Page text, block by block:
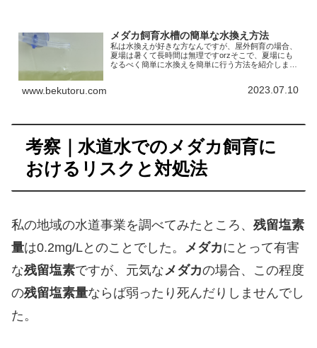
メダカ飼育水槽の簡単な水換え方法
私は水換えが好きな方なんですが、屋外飼育の場合、
夏場は暑くて長時間は無理ですorzそこで、夏場にも
なるべく簡単に水換えを簡単に行う方法を紹介しま
www.bekutoru.com 2023.07.10
考察｜水道水でのメダカ飼育に
おけるリスクと対処法
私の地域の水道事業を調べてみたところ、 残留塩素
量は0.2mg/Lとのことでした。 メダカにとって有害
な残留塩素ですが、元気なメダカの場合、この程度
の残留塩素量ならば弱ったり死んだりしませんでし
た。